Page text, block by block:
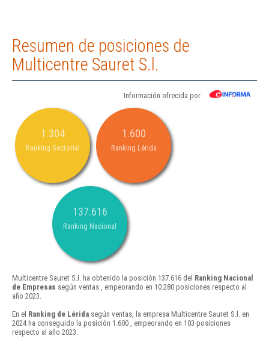
Resumen de posiciones de
Multicentre Sauret S.l.
Información ofrecida por
1.304
Ranking Sectorial
1.600
Ranking Lérida
137.616
Ranking Nacional
Multicentre Sauret S.l. ha obtenido la posición 137.616 del Ranking Nacional
de Empresas según ventas , empeorando en 10.280 posiciones respecto al
año 2023.
En el Ranking de Lérida según ventas, la empresa Multicentre Sauret S.l. en
2024 ha conseguido la posición 1.600 , empeorando en 103 posiciones
respecto al año 2023.